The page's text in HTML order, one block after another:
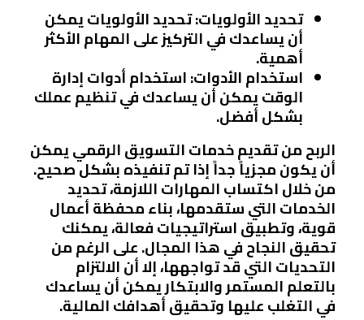
تحديد الأولويات: تحديد الأولويات يمكن
أن يساعدك في التركيز على المهام الأكثر
أهمية.
استخدام الأدوات: استخدام أدوات إدارة
الوقت يمكن أن يساعدك في تنظيم عملك
بشكل أفضل.
الربح من تقديم خدمات التسويق الرقمي يمكن
أن يكون مجزياً جداً إذا تم تنفيذه بشكل صحيح.
من خلال اكتساب المهارات اللازمة، تحديد
الخدمات التي ستقدمها، بناء محفظة أعمال
قوية، وتطبيق استراتيجيات فعالة، يمكنك
تحقيق النجاح في هذا المجال. على الرغم من
التحديات التي قد تواجهها، إلا أن الالتزام
بالتعلم المستمر والابتكار يمكن أن يساعدك
في التغلب عليها وتحقيق أهدافك المالية.